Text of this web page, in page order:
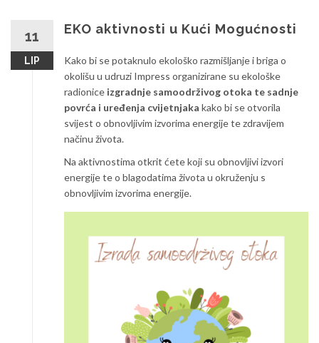
11
LIP
EKO aktivnosti u Kući Mogućnosti
Kako bi se potaknulo ekološko razmišljanje i briga o
okolišu u udruzi Impress organizirane su ekološke
radionice izgradnje samoodrživog otoka te sadnje
povrća i uređenja cvijetnjaka kako bi se otvorila
svijest o obnovljivim izvorima energije te zdravijem
načinu života.
Na aktivnostima otkrit ćete koji su obnovljivi izvori
energije te o blagodatima života u okruženju s
obnovljivim izvorima energije.